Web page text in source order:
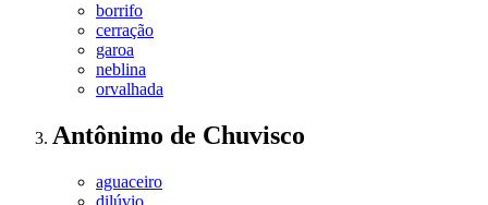
borrifo
cerração
garoa
neblina
orvalhada
Antônimo de Chuvisco
aguaceiro